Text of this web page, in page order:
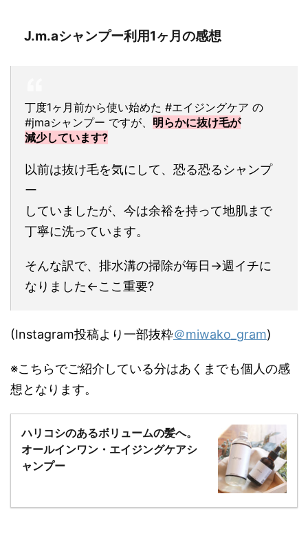
J.m.aシャンプー利用1ヶ月の感想
丁度1ヶ月前から使い始めた #エイジングケア の
#jmaシャンプー ですが、 明らかに抜け毛が
減少しています?
以前は抜け毛を気にして、恐る恐るシャンプ
ー
していましたが、今は余裕を持って地肌まで
丁寧に洗っています。
そんな訳で、排水溝の掃除が毎日→週イチに
なりました←ここ重要?
(Instagram投稿より一部抜粋＠miwako_gram)
※こちらでご紹介している分はあくまでも個人の感
想となります。
ハリコシのあるボリュームの髪へ。
オールインワン・エイジングケアシ
ャンプー